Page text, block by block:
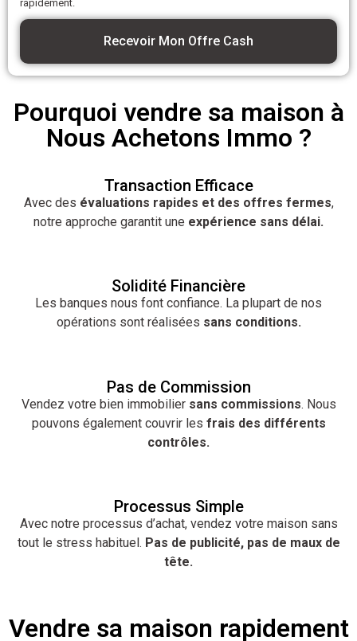
rapidement.
Recevoir Mon Offre Cash
Pourquoi vendre sa maison à
Nous Achetons Immo ?
Transaction Efficace
Avec des évaluations rapides et des offres fermes,
notre approche garantit une expérience sans délai.
Solidité Financière
Les banques nous font confiance. La plupart de nos
opérations sont réalisées sans conditions.
Pas de Commission
Vendez votre bien immobilier sans commissions. Nous
pouvons également couvrir les frais des différents
contrôles.
Processus Simple
Avec notre processus d’achat, vendez votre maison sans
tout le stress habituel. Pas de publicité, pas de maux de
tête.
Vendre sa maison rapidement